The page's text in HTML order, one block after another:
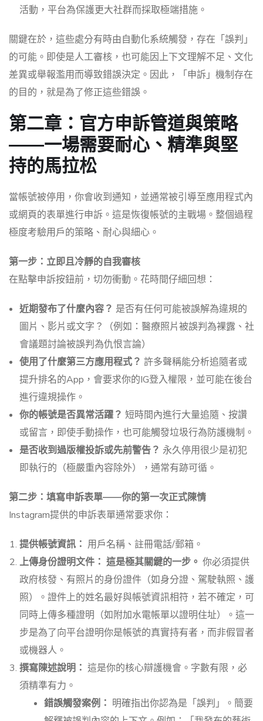
活動，平台為保護更大社群而採取極端措施。
關鍵在於，這些處分有時由自動化系統觸發，存在「誤判」
的可能。即使是人工審核，也可能因上下文理解不足、文化
差異或舉報濫用而導致錯誤決定。因此，「申訴」機制存在
的目的，就是為了修正這些錯誤。
第二章：官方申訴管道與策略
——一場需要耐心、精準與堅
持的馬拉松
當帳號被停用，你會收到通知，並通常被引導至應用程式內
或網頁的表單進行申訴。這是恢復帳號的主戰場。整個過程
極度考驗用戶的策略、耐心與細心。
第一步：立即且冷靜的自我審核
在點擊申訴按鈕前，切勿衝動。花時間仔細回想：
近期發布了什麼內容？ 是否有任何可能被誤解為違規的
圖片、影片或文字？（例如：醫療照片被誤判為裸露、社
會議題討論被誤判為仇恨言論）
使用了什麼第三方應用程式？ 許多聲稱能分析追隨者或
提升排名的App，會要求你的IG登入權限，並可能在後台
進行違規操作。
你的帳號是否異常活躍？ 短時間內進行大量追隨、按讚
或留言，即使手動操作，也可能觸發垃圾行為防護機制。
是否收到過版權投訴或先前警告？ 永久停用很少是初犯
即執行的（極嚴重內容除外），通常有跡可循。
第二步：填寫申訴表單——你的第一次正式陳情
Instagram提供的申訴表單通常要求你：
提供帳號資訊： 用戶名稱、註冊電話/郵箱。
上傳身份證明文件： 這是極其關鍵的一步。 你必須提供
政府核發、有照片的身份證件（如身分證、駕駛執照、護
照）。證件上的姓名最好與帳號資訊相符，若不確定，可
同時上傳多種證明（如附加水電帳單以證明住址）。這一
步是為了向平台證明你是帳號的真實持有者，而非假冒者
或機器人。
撰寫陳述說明： 這是你的核心辯護機會。字數有限，必
須精準有力。
錯誤觸發案例： 明確指出你認為是「誤判」。簡要